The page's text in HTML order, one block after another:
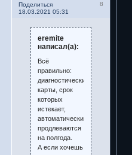
Поделиться
8
18.03.2021 05:31
eremite
написал(а):
Всё
правильно:
диагностические
карты, срок
которых
истекает,
автоматически
продлеваются
на полгода.
А если хочешь